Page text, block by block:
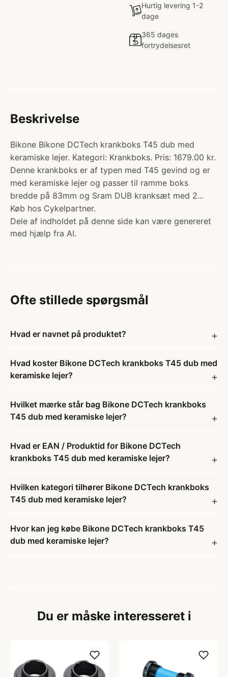
Hurtig levering 1-2
dage
365 dages
fortrydelsesret
Beskrivelse
Bikone Bikone DCTech krankboks T45 dub med
keramiske lejer. Kategori: Krankboks. Pris: 1679.00 kr.
Denne krankboks er af typen med T45 gevind og er
med keramiske lejer og passer til ramme boks
bredde på 83mm og Sram DUB kranksæt med 2...
Køb hos Cykelpartner.
Dele af indholdet på denne side kan være genereret
med hjælp fra AI.
Ofte stillede spørgsmål
Hvad er navnet på produktet?
Hvad koster Bikone DCTech krankboks T45 dub med
keramiske lejer?
Hvilket mærke står bag Bikone DCTech krankboks
T45 dub med keramiske lejer?
Hvad er EAN / Produktid for Bikone DCTech
krankboks T45 dub med keramiske lejer?
Hvilken kategori tilhører Bikone DCTech krankboks
T45 dub med keramiske lejer?
Hvor kan jeg købe Bikone DCTech krankboks T45
dub med keramiske lejer?
Du er måske interesseret i